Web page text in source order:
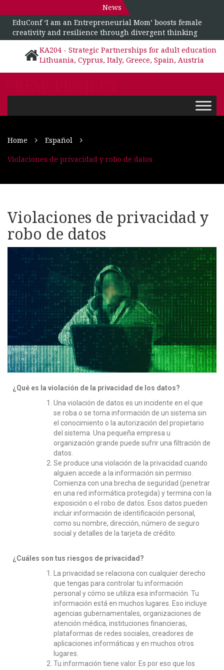
News
EduConf ‘I am an Entrepreneurial Mom’ boosts female
creativity and resilience through divergent thinking
KA204 - Strategic Partnerships for adult education
Lithuania, Cyprus, Italy, Greece, Spain, Austria
Home
Español
Violaciones de privacidad y robo de datos
Violaciones de privacidad y
robo de datos
¿Qué es la violación de la privacidad de los datos?
Una violación de datos es un incidente en el que
se roba o se toma información de un sistema sin
el conocimiento o la autorización del propietario
del sistema. Una pequeña empresa u
organización grande puede sufrir una filtración de
datos.
Se produce una violación de la privacidad cuando
alguien accede a la información sin permiso.
Comienza con una brecha de seguridad (penetrar
en una red informática protegida) y termina con la
exposición o el robo de datos. Esos datos pueden
incluir información de identificación personal,
como su nombre, dirección, número de seguro
social y detalles de la tarjeta de crédito.
¿Cuáles son tus riesgos de privacidad?
La privacidad se relaciona con cualquier derecho
que tengas para controlar tu información
personal y cómo se utiliza esa información. Tu
información está en muchos lugares. Eso incluye
agencias gubernamentales, organizaciones de
atención médica, instituciones financieras,
plataformas de redes sociales, creadores de
aplicaciones informáticas y en muchos otros
lugares.
Tu información tiene valor. Es por eso que los